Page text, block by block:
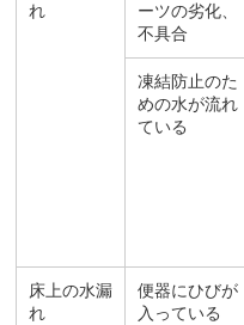
れ
ーツの劣化、
不具合
凍結防止のた
めの水が流れ
ている
床上の水漏
れ
便器にひびが
入っている